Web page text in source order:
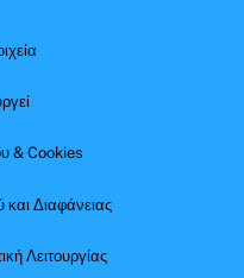
& Cookies
και Διαφάνειας
Λειτουργίας